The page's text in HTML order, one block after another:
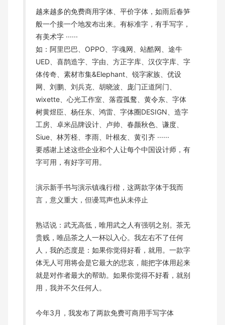
越来越多的免费商用字体、平价字体，如雨后春笋
般一个接一个地发布出来。有标准字，有手写字，
有美术字 ······
如：阿里巴巴、OPPO、字魂网、站酷网、途牛
UED、喜鹊造字、字由、方正字库、汉仪字库、字
体传奇、素材市集&Elephant、锐字家族、优设
网、刘鹏、刘兵克、胡晓波、庞门正道阿门、
wixette、心光工作室、落霞孤鹜、黄令东、字体
树黄煜臣、杨任东、鸿雷、字体圈DESIGN、造字
工房、卓米品牌设计、卢帅、春颜秋色、谦度、
Siue、林芳柽、李雨、叶根友、黄引齐 ······
要感谢上述这些企业和个人让每个中国设计师，有
字可用，有好字可用。
演示新手书与演示镇魂行楷，这两款字体于我而
言，意义重大，但谩骂声也从未停止
熟话说：武无高低，唯用武之人有强弱之别。茶无
贵贱，唯品茶之人一杯以入心。我左右不了任何
人，我的态度是：如果你觉得好看，就用。一款字
体无人可用将会是它最大的悲哀，能把字体用起来
就是对作者最大的帮助。如果你觉得不好看，就别
用，我并不欠任何人。
今年3月，我发布了两款免费可商用手写字体